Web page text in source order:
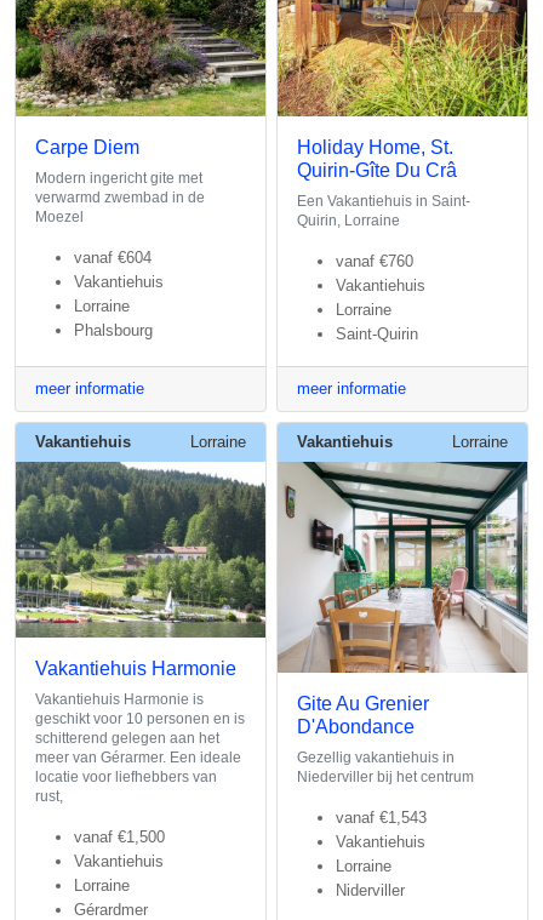
Carpe Diem
Modern ingericht gite met
verwarmd zwembad in de
Moezel
vanaf €604
Vakantiehuis
Lorraine
Phalsbourg
meer informatie
Holiday Home, St.
Quirin-Gîte Du Crâ
Een Vakantiehuis in Saint-
Quirin, Lorraine
vanaf €760
Vakantiehuis
Lorraine
Saint-Quirin
meer informatie
Vakantiehuis Lorraine
Vakantiehuis Harmonie
Vakantiehuis Harmonie is
geschikt voor 10 personen en is
schitterend gelegen aan het
meer van Gérarmer. Een ideale
locatie voor liefhebbers van
rust,
vanaf €1,500
Vakantiehuis
Lorraine
Gérardmer
Vakantiehuis Lorraine
Gite Au Grenier
D'Abondance
Gezellig vakantiehuis in
Niederviller bij het centrum
vanaf €1,543
Vakantiehuis
Lorraine
Niderviller